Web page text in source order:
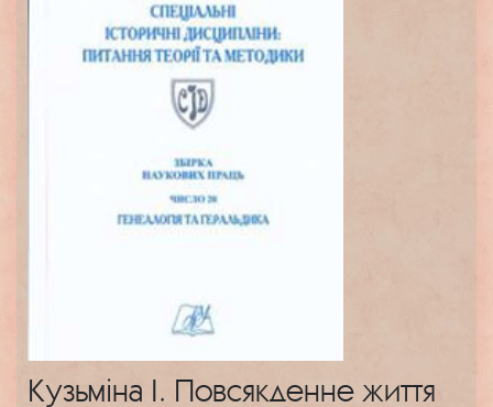
Кузьміна І. Повсякденне життя